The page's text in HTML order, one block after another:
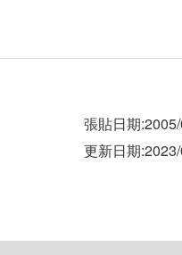
張貼日期
更新日期